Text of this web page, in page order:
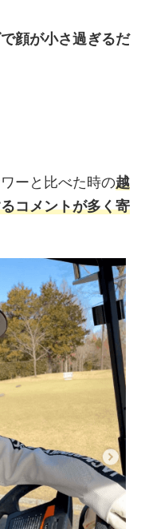
顔が小さ過ぎるだ
ーと比べた時の越
コメントが多く寄